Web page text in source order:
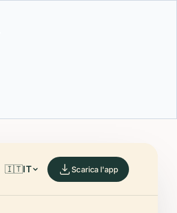
🇮🇹IT Scarica l'app